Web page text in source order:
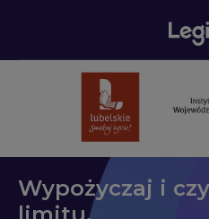
Wypożyczaj i